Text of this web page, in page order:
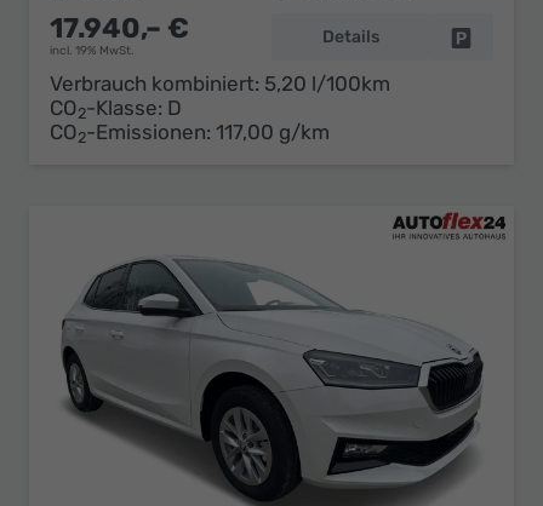
17.940,– €
incl. 19% MwSt.
Details
Verbrauch kombiniert: 5,20 l/100km
CO2-Klasse: D
CO2-Emissionen: 117,00 g/km